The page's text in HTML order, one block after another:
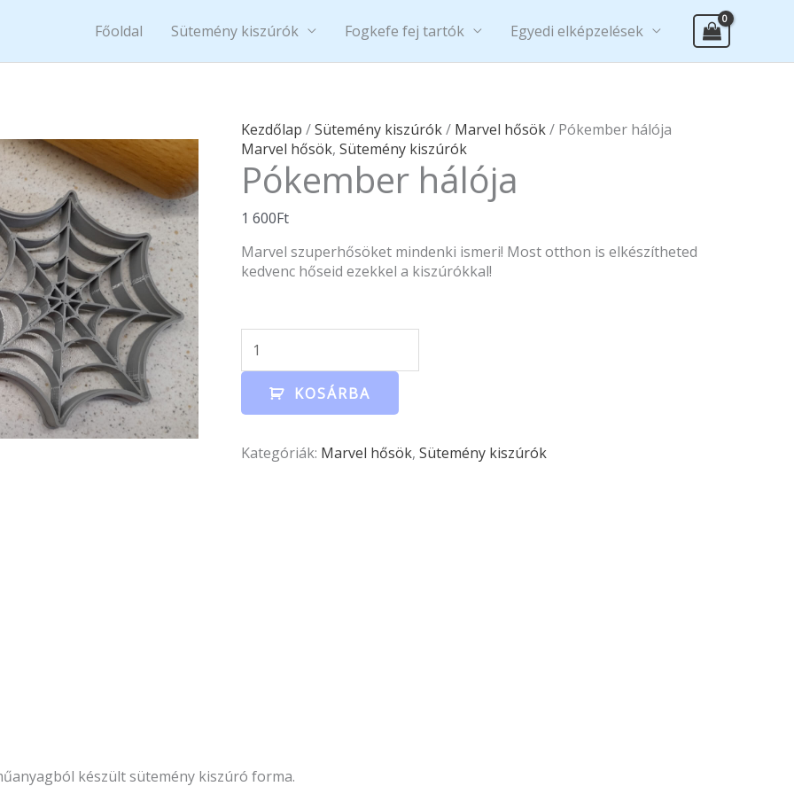
Főoldal Sütemény kiszúrók Fogkefe fej tartók Egyedi elképzelések
Kezdőlap /Sütemény kiszúrók/ Marvel hősök/ Pókember hálója
Marvel hősök, Sütemény kiszúrók
Pókember hálója
1 600Ft
Marvel szuperhősöket mindenki ismeri! Most otthon is elkészítheted
kedvenc hőseid ezekkel a kiszúrókkal!
Pókember
hálója
mennyiség
KOSÁRBA
Kategóriák: Marvel hősök, Sütemény kiszúrók
készült sütemény kiszúró forma.